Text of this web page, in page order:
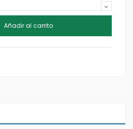
Añadir al carrito